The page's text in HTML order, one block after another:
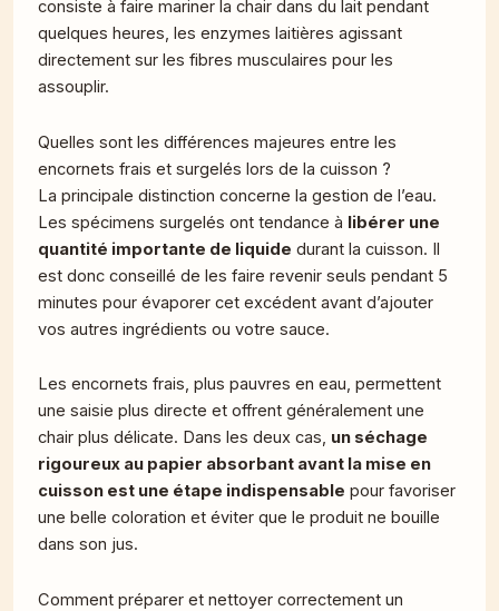
consiste à faire mariner la chair dans du lait pendant
quelques heures, les enzymes laitières agissant
directement sur les fibres musculaires pour les
assouplir.
Quelles sont les différences majeures entre les
encornets frais et surgelés lors de la cuisson ?
La principale distinction concerne la gestion de l’eau.
Les spécimens surgelés ont tendance à libérer une
quantité importante de liquide durant la cuisson. Il
est donc conseillé de les faire revenir seuls pendant 5
minutes pour évaporer cet excédent avant d’ajouter
vos autres ingrédients ou votre sauce.
Les encornets frais, plus pauvres en eau, permettent
une saisie plus directe et offrent généralement une
chair plus délicate. Dans les deux cas, un séchage
rigoureux au papier absorbant avant la mise en
cuisson est une étape indispensable pour favoriser
une belle coloration et éviter que le produit ne bouille
dans son jus.
Comment préparer et nettoyer correctement un